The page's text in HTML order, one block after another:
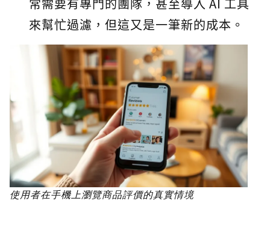
來幫忙過濾，但這又是一筆新的成本。
使用者在手機上瀏覽商品評價的真實情境